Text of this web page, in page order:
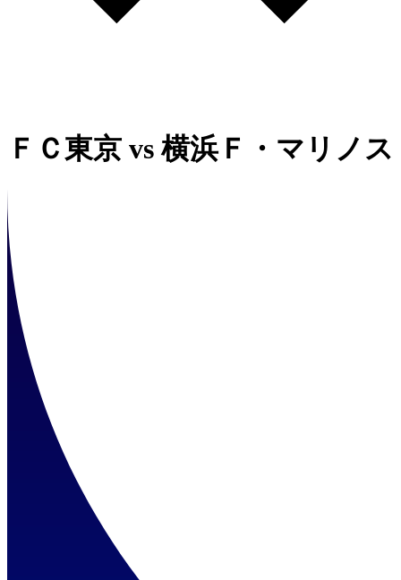
ＦＣ東京 vs横浜Ｆ・マリノス